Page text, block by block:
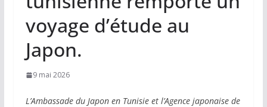
voyage d’étude au
Japon.
9 mai 2026
L’Ambassade du Japon en Tunisie et l’Agence japonaise de